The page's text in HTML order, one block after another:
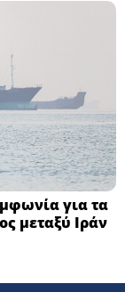
για τα
μεταξύ Ιράν